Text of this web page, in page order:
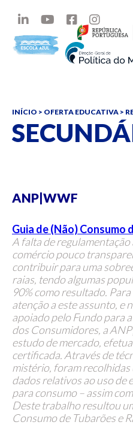
INÍCIO > OFERTA EDUCATIVA >
ANP|WWF
Guia de (Não) Consumo
A falta de regulamentação
comércio pouco
contribuir para uma
raias, tendo algumas
90% como resultado.
atenção a este assunto, e
apoiado pelo Fundo para
dos Consumidores, a
estudo de mercado,
certificada. Através de
mistério, foram
dados relativos ao uso de
para consumo – assim
Deste trabalho resultou
Consumo de Tubarões e